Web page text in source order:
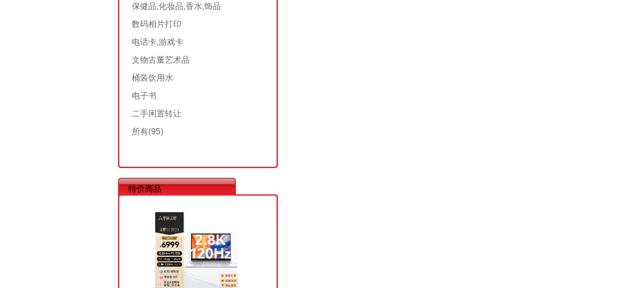
保健品,化妆品,香水,饰品
数码相片打印
电话卡,游戏卡
文物古董艺术品
桶装饮用水
电子书
二手闲置转让
所有(95)
特价商品